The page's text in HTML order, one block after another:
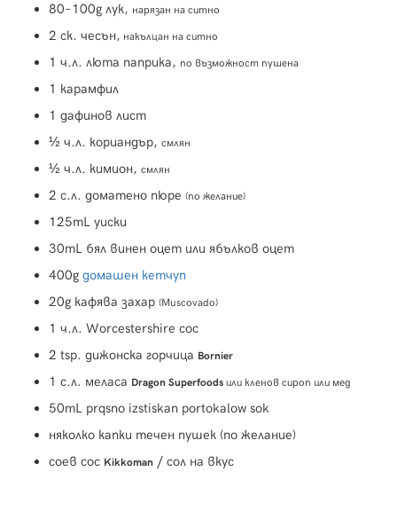
80–100g лук, нарязан на ситно
2 ск. чесън, накълцан на ситно
1 ч.л. люта паприка, по възможност пушена
1 карамфил
1 дафинов лист
½ ч.л. кориандър, смлян
½ ч.л. кимион, смлян
2 с.л. доматено пюре (по желание)
125mL уиски
30mL бял винен оцет или ябълков оцет
400g домашен кетчуп
20g кафява захар (Muscovado)
1 ч.л. Worcestershire сос
2 tsp. дижонска горчица Bornier
1 с.л. меласа Dragon Superfoods или кленов сироп или мед
50mL prqsno izstiskan portokalow sok
няколко капки течен пушек (по желание)
соев сос Kikkoman / сол на вкус